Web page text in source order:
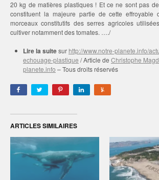
20 kg de matières plastiques ! Et ce ne sont pas
constituent la majeure partie de cette effroyable
morceaux constitutifs des serres agricoles
cultiver notamment des tomates. …./
Lire la suitesur http://www.notre-planete.info/
echouage-plastique / Article de Christophe
planete.info – Tous droits réservés
ARTICLES SIMILAIRES